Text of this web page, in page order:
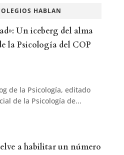
HABLAN
Un iceberg del alma
la Psicología del COP
de la Psicología, editado
de la Psicología de...
a habilitar un número